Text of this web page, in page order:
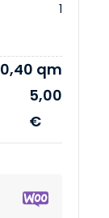
1
0,40 qm
5,00
€